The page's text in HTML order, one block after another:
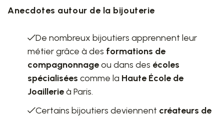
Anecdotes autour de la bijouterie
De nombreux bijoutiers apprennent leur
métier grâce à des formations de
compagnonnageou dans des écoles
spécialisées comme la Haute École de
Joaillerieà Paris.
Certains bijoutiers deviennent créateurs de